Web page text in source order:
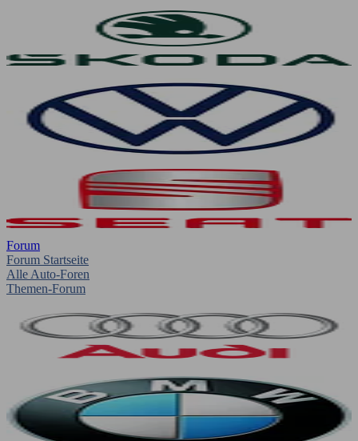
Forum
Forum Startseite
Alle Auto-Foren
Themen-Forum